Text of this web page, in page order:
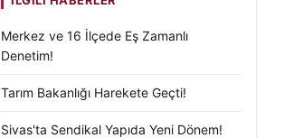
Merkez ve 16 İlçede Eş Zamanlı
Denetim!
Tarım Bakanlığı Harekete Geçti!
Sivas'ta Sendikal Yapıda Yeni Dönem!